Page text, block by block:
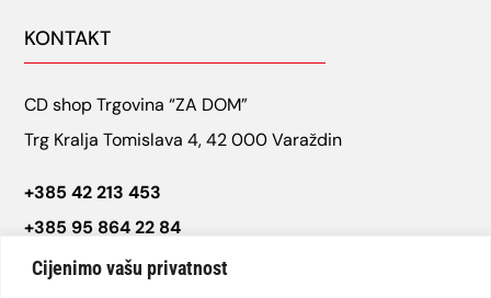
Cijenimo vašu privatnost
KONTAKT
CD shop Trgovina “ZA DOM”
Trg Kralja Tomislava 4, 42 000 Varaždin
+385 42 213 453
+385 95 864 22 84
cdshop.varazdin@gmail.com